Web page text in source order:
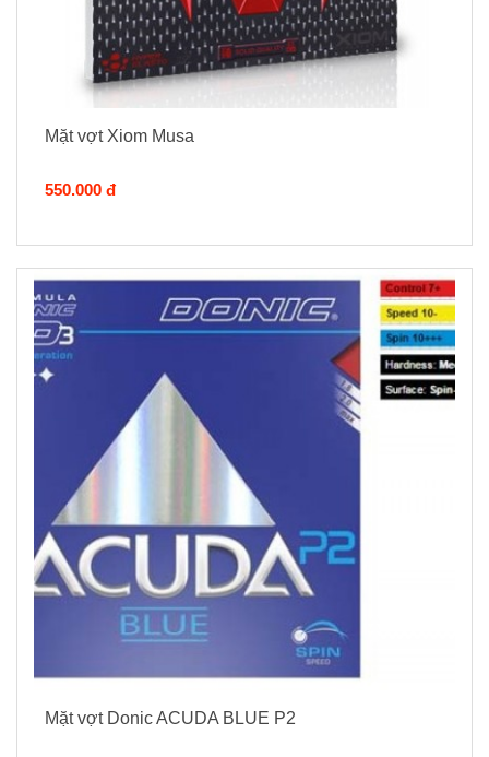
Mặt vợt Xiom Musa
550.000 đ
Mặt vợt Donic ACUDA BLUE P2